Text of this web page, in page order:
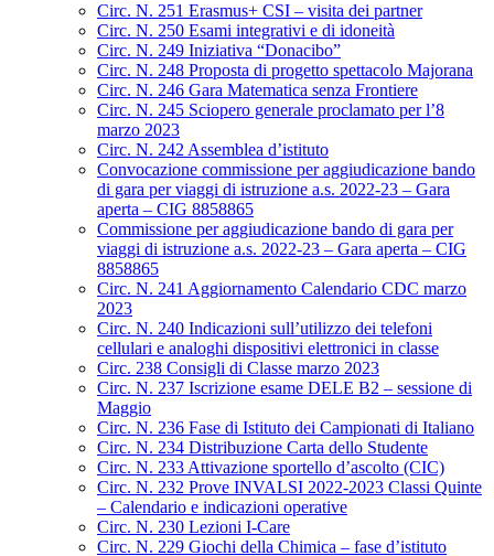
Circ. N. 251 Erasmus+ CSI – visita dei partner
Circ. N. 250 Esami integrativi e di idoneità
Circ. N. 249 Iniziativa “Donacibo”
Circ. N. 248 Proposta di progetto spettacolo Majorana
Circ. N. 246 Gara Matematica senza Frontiere
Circ. N. 245 Sciopero generale proclamato per l’8
marzo 2023
Circ. N. 242 Assemblea d’istituto
Convocazione commissione per aggiudicazione bando
di gara per viaggi di istruzione a.s. 2022-23 – Gara
aperta – CIG 8858865
Commissione per aggiudicazione bando di gara per
viaggi di istruzione a.s. 2022-23 – Gara aperta – CIG
8858865
Circ. N. 241 Aggiornamento Calendario CDC marzo
2023
Circ. N. 240 Indicazioni sull’utilizzo dei telefoni
cellulari e analoghi dispositivi elettronici in classe
Circ. 238 Consigli di Classe marzo 2023
Circ. N. 237 Iscrizione esame DELE B2 – sessione di
Maggio
Circ. N. 236 Fase di Istituto dei Campionati di Italiano
Circ. N. 234 Distribuzione Carta dello Studente
Circ. N. 233 Attivazione sportello d’ascolto (CIC)
Circ. N. 232 Prove INVALSI 2022-2023 Classi Quinte
– Calendario e indicazioni operative
Circ. N. 230 Lezioni I-Care
Circ. N. 229 Giochi della Chimica – fase d’istituto